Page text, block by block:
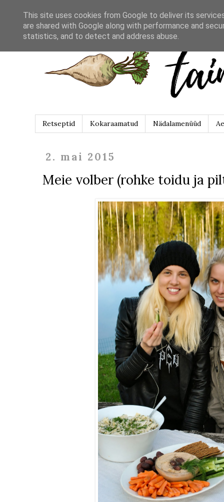
Retseptid Kokaraamatud Nädalamenüüd
2. mai 2015
Meie volber (rohke toidu ja
This site uses cookies from Google to deliver its
are shared with Google along with performance and
statistics, and to detect and address abuse.